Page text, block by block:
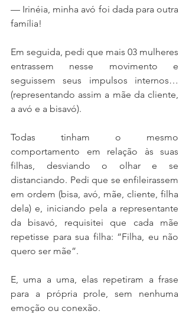
— Irinéia, minha avó foi dada para outra
família!
Em seguida, pedi que mais 03 mulheres
entrassem nesse movimento e
seguissem seus impulsos internos…
(representando assim a mãe da cliente,
a avó e a bisavó).
Todas tinham o mesmo
comportamento em relação às suas
filhas, desviando o olhar e se
distanciando. Pedi que se enfileirassem
em ordem (bisa, avó, mãe, cliente, filha
dela) e, iniciando pela a representante
da bisavó, requisitei que cada mãe
repetisse para sua filha: “Filha, eu não
quero ser mãe”.
E, uma a uma, elas repetiram a frase
para a própria prole, sem nenhuma
emoção ou conexão.